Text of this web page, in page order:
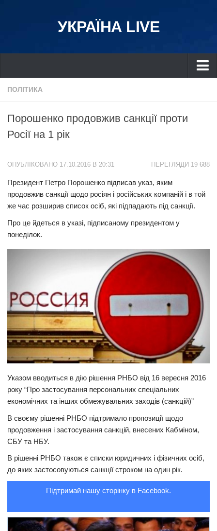
УКРАЇНА LIVE
Україна
Дніпро
Львів
Харків
Донбас
Прикарпаття
Економіка
Цікаво
Технології
Привітання
Здоров’я
Події
Кримінал
Суспільство
Шоу-біз
ПОЛІТИКА
Порошенко продовжив санкції проти
Росії на 1 рік
ПЕРЕГЛЯДИ 19 688
ОПУБЛІКОВАНО 17.10.2016 В 20:31
Президент Петро Порошенко підписав указ, яким
продовжив санкції щодо росіян і російських компаній і в той
же час розширив список осіб, які підпадають під санкції.
Про це йдеться в указі, підписаному президентом у
понеділок.
Указом вводиться в дію рішення РНБО від 16 вересня 2016
року “Про застосування персональних спеціальних
економічних та інших обмежувальних заходів (санкцій)”
В своєму рішенні РНБО підтримало пропозиції щодо
продовження і застосування санкцій, внесених Кабміном,
СБУ та НБУ.
В рішенні РНБО також є списки юридичних і фізичних осіб,
до яких застосовуються санкції строком на один рік.
Підтримай нашу сторінку в Facebook.